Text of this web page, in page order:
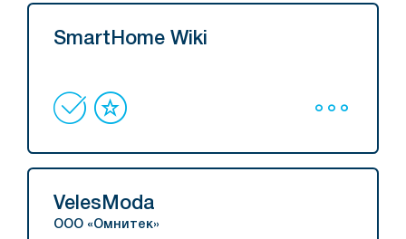
SmartHome Wiki
VelesModa
ООО «Омнитек»